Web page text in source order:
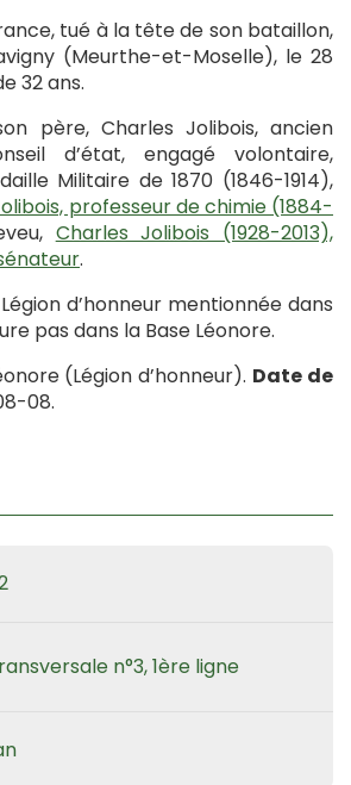
tué à la tête de son bataillon,
(Meurthe-et-Moselle), le 28
32 ans.
père, Charles Jolibois, ancien
d’état, engagé volontaire,
Militaire de 1870 (1846-1914),
professeur de chimie (1884-
Charles Jolibois (1928-2013),
.
d’honneur mentionnée dans
pas dans la Base Léonore.
(Légion d’honneur). Date de
08.
n°3, 1ère ligne